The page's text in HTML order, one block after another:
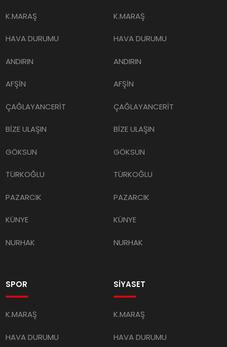
K.MARAŞ
HAVA DURUMU
ANDIRIN
AFŞİN
ÇAĞLAYANCERİT
BİZE ULAŞIN
GÖKSUN
TÜRKOĞLU
PAZARCIK
KÜNYE
NURHAK
K.MARAŞ
HAVA DURUMU
ANDIRIN
AFŞİN
ÇAĞLAYANCERİT
BİZE ULAŞIN
GÖKSUN
TÜRKOĞLU
PAZARCIK
KÜNYE
NURHAK
SPOR
K.MARAŞ
HAVA DURUMU
SİYASET
K.MARAŞ
HAVA DURUMU